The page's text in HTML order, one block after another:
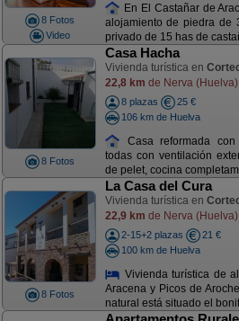
8 Fotos
Video
En El Castañar de
alojamiento de piedra de
privado de 15 has de
8 Fotos
Casa Hacha
Vivienda turística en
22,8 km de Nerva (Huelva)
8 plazas
25 €
106 km de Huelva
Casa reformada con
todas con ventilación
de pelet, cocina
8 Fotos
La Casa del Cura
Vivienda turística en
22,9 km de Nerva (Huelva)
2-15+2 plazas
21 €
100 km de Huelva
Vivienda turística de
Aracena y Picos de
natural está situado el